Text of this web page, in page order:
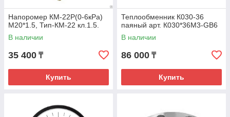
Напоромер КМ-22Р(0-6кРа)
М20*1.5, Тип-КМ-22 кл.1.5.
В наличии
35 400 ₸
Купить
Теплообменник К030-36
паяный арт. К030*36М3-GB6
В наличии
86 000 ₸
Купить